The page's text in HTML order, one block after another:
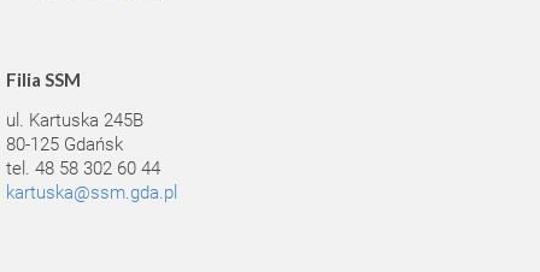
Filia SSM
ul. Kartuska 245B
80-125 Gdańsk
tel. 48 58 302 60 44
kartuska@ssm.gda.pl